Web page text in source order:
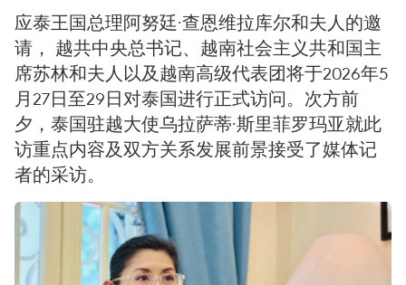
应泰王国总理阿努廷·查恩维拉库尔和夫人的邀
请， 越共中央总书记、越南社会主义共和国主
席苏林和夫人以及越南高级代表团将于2026年5
月27日至29日对泰国进行正式访问。次方前
夕，泰国驻越大使乌拉萨蒂·斯里菲罗玛亚就此
访重点内容及双方关系发展前景接受了媒体记
者的采访。